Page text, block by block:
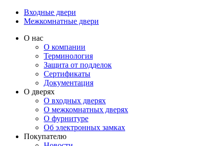
Входные двери
Межкомнатные двери
О нас
О компании
Терминология
Защита от подделок
Сертификаты
Документация
О дверях
О входных дверях
О межкомнатных дверях
О фурнитуре
Об электронных замках
Покупателю